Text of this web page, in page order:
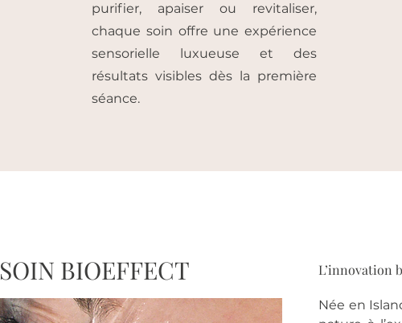
purifier, apaiser ou revitaliser,
chaque soin offre une expérience
sensorielle luxueuse et des
résultats visibles dès la première
séance.
SOIN BIOEFFECT L’innovation
Née en